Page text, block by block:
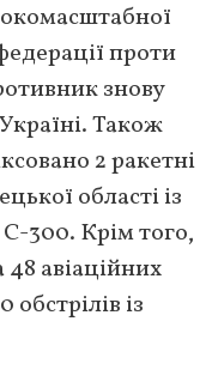
проти
знову
Також
2 ракетні
області із
300. Крім того,
48 авіаційних
обстрілів із